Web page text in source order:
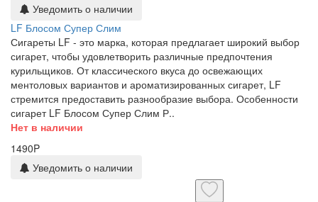
Уведомить о наличии
LF Блосом Супер Слим
Сигареты LF - это марка, которая предлагает широкий выбор
сигарет, чтобы удовлетворить различные предпочтения
курильщиков. От классического вкуса до освежающих
ментоловых вариантов и ароматизированных сигарет, LF
стремится предоставить разнообразие выбора. Особенности
сигарет LF Блосом Супер Слим Р..
Нет в наличии
1490P
Уведомить о наличии